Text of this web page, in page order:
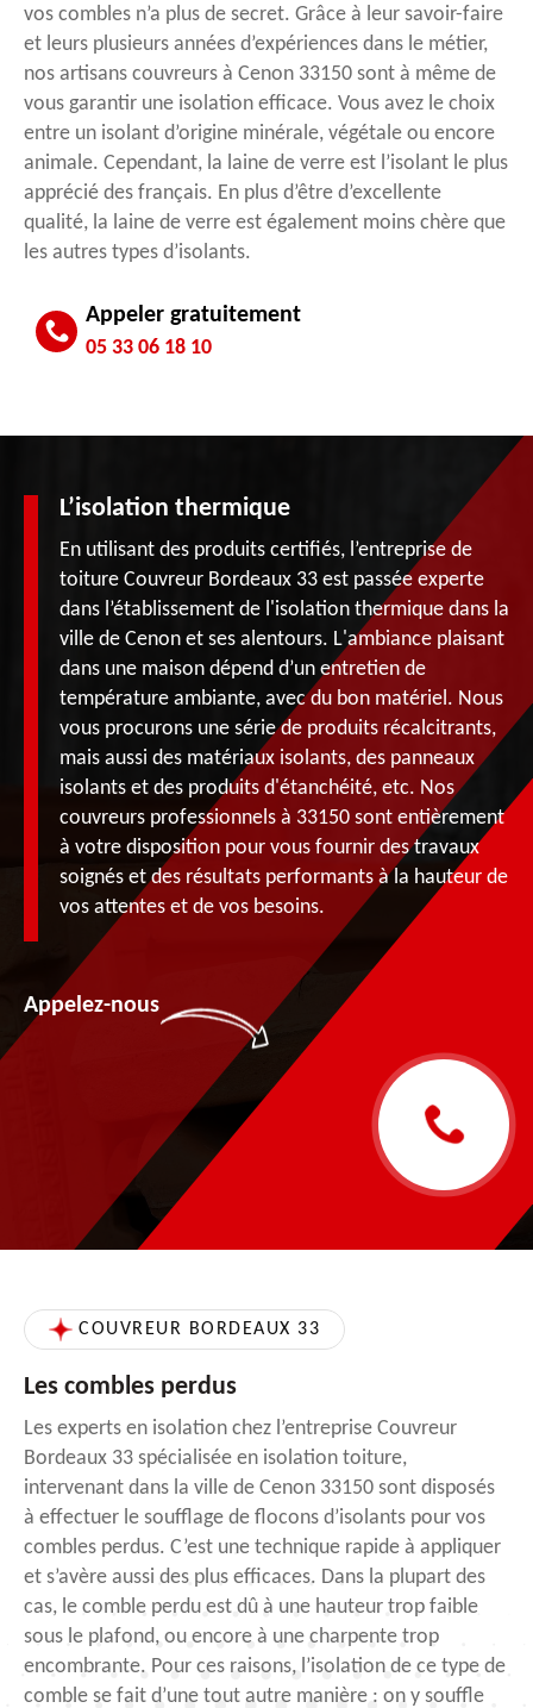
vos combles n’a plus de secret. Grâce à leur savoir-faire
et leurs plusieurs années d’expériences dans le métier,
nos artisans couvreurs à Cenon 33150 sont à même de
vous garantir une isolation efficace. Vous avez le choix
entre un isolant d’origine minérale, végétale ou encore
animale. Cependant, la laine de verre est l’isolant le plus
apprécié des français. En plus d’être d’excellente
qualité, la laine de verre est également moins chère que
les autres types d’isolants.
Appeler gratuitement
05 33 06 18 10
L’isolation thermique
En utilisant des produits certifiés, l’entreprise de
toiture Couvreur Bordeaux 33 est passée experte
dans l’établissement de l'isolation thermique dans la
ville de Cenon et ses alentours. L'ambiance plaisant
dans une maison dépend d’un entretien de
température ambiante, avec du bon matériel. Nous
vous procurons une série de produits récalcitrants,
mais aussi des matériaux isolants, des panneaux
isolants et des produits d'étanchéité, etc. Nos
couvreurs professionnels à 33150 sont entièrement
à votre disposition pour vous fournir des travaux
soignés et des résultats performants à la hauteur de
vos attentes et de vos besoins.
Appelez-nous
COUVREUR BORDEAUX 33
Les combles perdus
Les experts en isolation chez l’entreprise Couvreur
Bordeaux 33 spécialisée en isolation toiture,
intervenant dans la ville de Cenon 33150 sont disposés
à effectuer le soufflage de flocons d’isolants pour vos
combles perdus. C’est une technique rapide à appliquer
et s’avère aussi des plus efficaces. Dans la plupart des
cas, le comble perdu est dû à une hauteur trop faible
sous le plafond, ou encore à une charpente trop
encombrante. Pour ces raisons, l’isolation de ce type de
comble se fait d’une tout autre manière : on y souffle